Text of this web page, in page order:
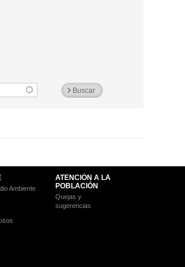
Ambiente
ATENCIÓN A LA
POBLACIÓN
Quejas y
sugerencias